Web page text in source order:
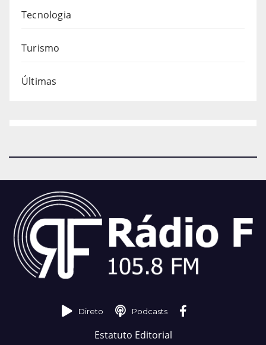
Tecnologia
Turismo
Últimas
Direto Podcasts
Estatuto Editorial